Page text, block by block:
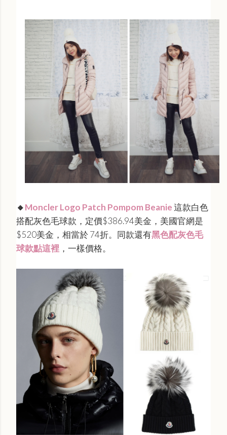
🔸Moncler Logo Patch Pompom Beanie這款白色
搭配灰色毛球款，定價$386.94美金，美國官網是
$520美金，相當於 74折。同款還有黑色配灰色毛
球款點這裡 ，一樣價格。